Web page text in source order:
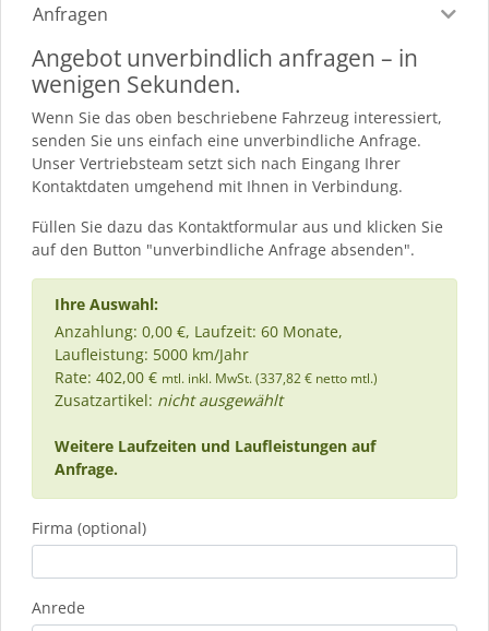
Anfragen
Angebot unverbindlich anfragen – in
wenigen Sekunden.
Wenn Sie das oben beschriebene Fahrzeug interessiert,
senden Sie uns einfach eine unverbindliche Anfrage.
Unser Vertriebsteam setzt sich nach Eingang Ihrer
Kontaktdaten umgehend mit Ihnen in Verbindung.
Füllen Sie dazu das Kontaktformular aus und klicken Sie
auf den Button "unverbindliche Anfrage absenden".
Ihre Auswahl:
Anzahlung: 0,00 €, Laufzeit: 60 Monate,
Laufleistung: 5000 km/Jahr
Rate: 402,00 € mtl. inkl. MwSt. (337,82 € netto mtl.)
Zusatzartikel: nicht ausgewählt
Weitere Laufzeiten und Laufleistungen auf
Anfrage.
Firma (optional)
Anrede